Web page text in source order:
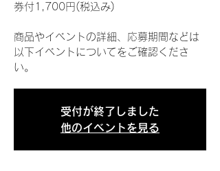
券付1,700円(税込み)
商品やイベントの詳細、応募期間などは
以下イベントについてをご確認くださ
い。
受付が終了しました
他のイベントを見る